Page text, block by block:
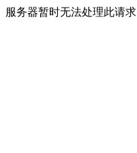
服务器暂时无法处理此请求